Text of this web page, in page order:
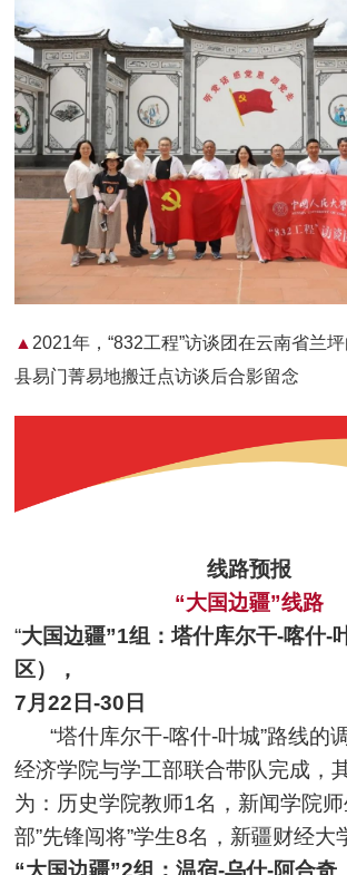
▲ 2021年，“832工程”访谈团在云南省兰
县易门菁易地搬迁点访谈后合影留念
线路预报
“大国边疆”线路
“大国边疆”1组：塔什库尔干-喀什-
区），
7月22日-30日
“塔什库尔干-喀什-叶城”路线的
经济学院与学工部联合带队完成，
为：历史学院教师1名，新闻学院
部”先锋闯将”学生8名，新疆财经大
“大国边疆”2组：温宿-乌什-阿合奇